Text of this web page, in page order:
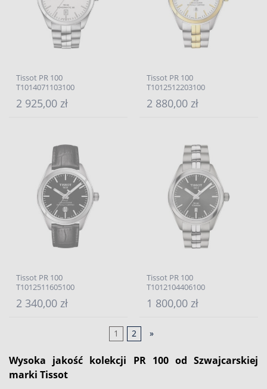
Tissot PR 100
T1014071103100
2 925,00 zł
Tissot PR 100
T1012512203100
2 880,00 zł
Tissot PR 100
T1012511605100
2 340,00 zł
Tissot PR 100
T1012104406100
1 800,00 zł
1 2 »
Wysoka jakość kolekcji PR 100 od Szwajcarskiej
marki Tissot